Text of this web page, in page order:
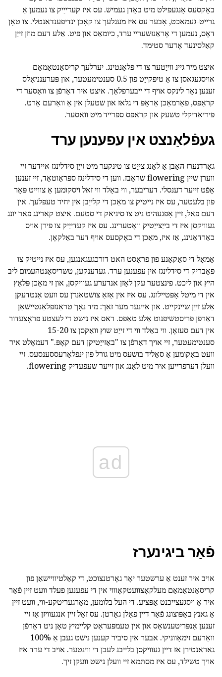
באָקסעס אָנגעפילט מיט באָדן געמיש. עס איז קעדייַיק צו נעמען אַ
גרייט-געמאכט, אָבער עס איז מעגלעך צו קאָכן ינדיפּענדאַנטלי. צו טאָן
דאָס, נעמען די אָראַנזשעריי ערד, כיומאַס און פּיט. אַלע דעם מוזן זייַן
קאַלסינעד אָדער סטימד.
איצט מיר גיינ ווייַטער צו די פּלאַנטינג. יערלעך קריסאַנטאַמאַם
אויסגעגאסן צו אַ טיפקייַט פון 0.5 סענטימעטער, און פּערענניאַלס
זענען נאָר לינקס אויף די ייבערפלאַך. איצט איר דאַרפֿן צו וואַסער די
קראַפּס, פאַרמאַכן אַראָפּ די גלאז און שטעלן אין אַ וואַרעם אָרט.
פּיריאַדיקלי טשעק און קראַפּס ספּרייד מיט וואַסער.
געפֿלאַנצט אין עפענען ערד
גאַרדנערז האָבן אַ לאַנג צייַט צו טינקער מיט זייַן סידלינגז איידער זיי
ווערן שיין flowering שראַבז. ווען די סידלינגז ספּראַוטאַד, זיי זענען
אָפֿט זייער דענסלי. דעריבער, ווי באַלד ווי זאל ויסקומען אַ צווייט פּאָר
פון בלעטער, עס איז נייטיק צו מאַכן די קלייַבן אין יחיד טעפּלעך. אין
דעם פאַל, זייַן אָפּגעהיט ניט צו סיניאַק די סטעם. איצט קאַרינג פֿאַר יונג
געוויקסן איז די בייַצייַטיק וואָטערינג. עס איז קעדייַיק צו פירן אויס
כאַרדאַנינג, אַז איז, מאַכן די באָקסעס אויף דער באַלקאָן.
אַמאָל די סאַקאָנע פון פראָסט האט דורכגעגאנגען, עס איז נייטיק צו
פאַבריק די סידלינגז אין עפענען ערד. געדענקען, טשריסאַנטהעמום ליב
היץ און ליכט. פינצטער עקן לאָזן אנדערע געוויקסן, און זי מאַכן פּלאַץ
אין די מיטל אָפּטיילונג. עס איז אין אַזאַ צושטאנדן עס וועט אַנטדעקן
אַלע זייַן שיינקייט. און איינער מער זאַך: מיד נאָך טראַנזפּלאַנטיישאַן
דאַרפֿן פּריסטשיפּנוט אַלע טאַפּס. דאס איז נישט די לעצטע פּראָצעדור
אין דעם סעזאָן. ווי באַלד ווי די זייַט שוץ וואַקסן צו 15-20
סענטימעטער, זיי אויך דאַרפֿן צו "באַזייַטיקן דעם קאָפּ." דעמאָלט איר
וועט באַקומען אַ סאָליד בושעס מיט גורל פון ינפלאָרעססענסעס. זיי
וועלן דערפרייען איר מיט לאַנג און זייער שעפעדיק flowering.
ad
פֿאַר ביגינערז
אויב איר זענט אַ ערשטער יאָר גאָרטנצוכט, די קאַלטיוויישאַן פון
קריסאַנטאַמאַם מעלקאָצוועטקאָוווי אין די עפענען פעלד וועט זיין פֿאַר
איר אַ ויסגעצייכנט אָפּציע. די העל בלומען, מאַרגעריטקע-ווי, וועט זיין
אַ גאנץ באַפּוצונג פֿאַר דיין פאַלן גאָרטן. עס זאָל זיין אנגעוויזן אַז זיי
זענען אַנפּריטענשאַס און אין טעמפּעראַט קליימיץ טאָן ניט דאַרפֿן
וואַרעם זימאָווניקי. אבער אין סיביר קענען נישט געבן אַ 100%
גאַראַנטירן אַז דיין געוויקסן בלייַבנ לעבן די ווינטער. אויב די ערד איז
אויך טשילד, עס איז מסתּמא זיי וועלן נישט וועקן זיך.